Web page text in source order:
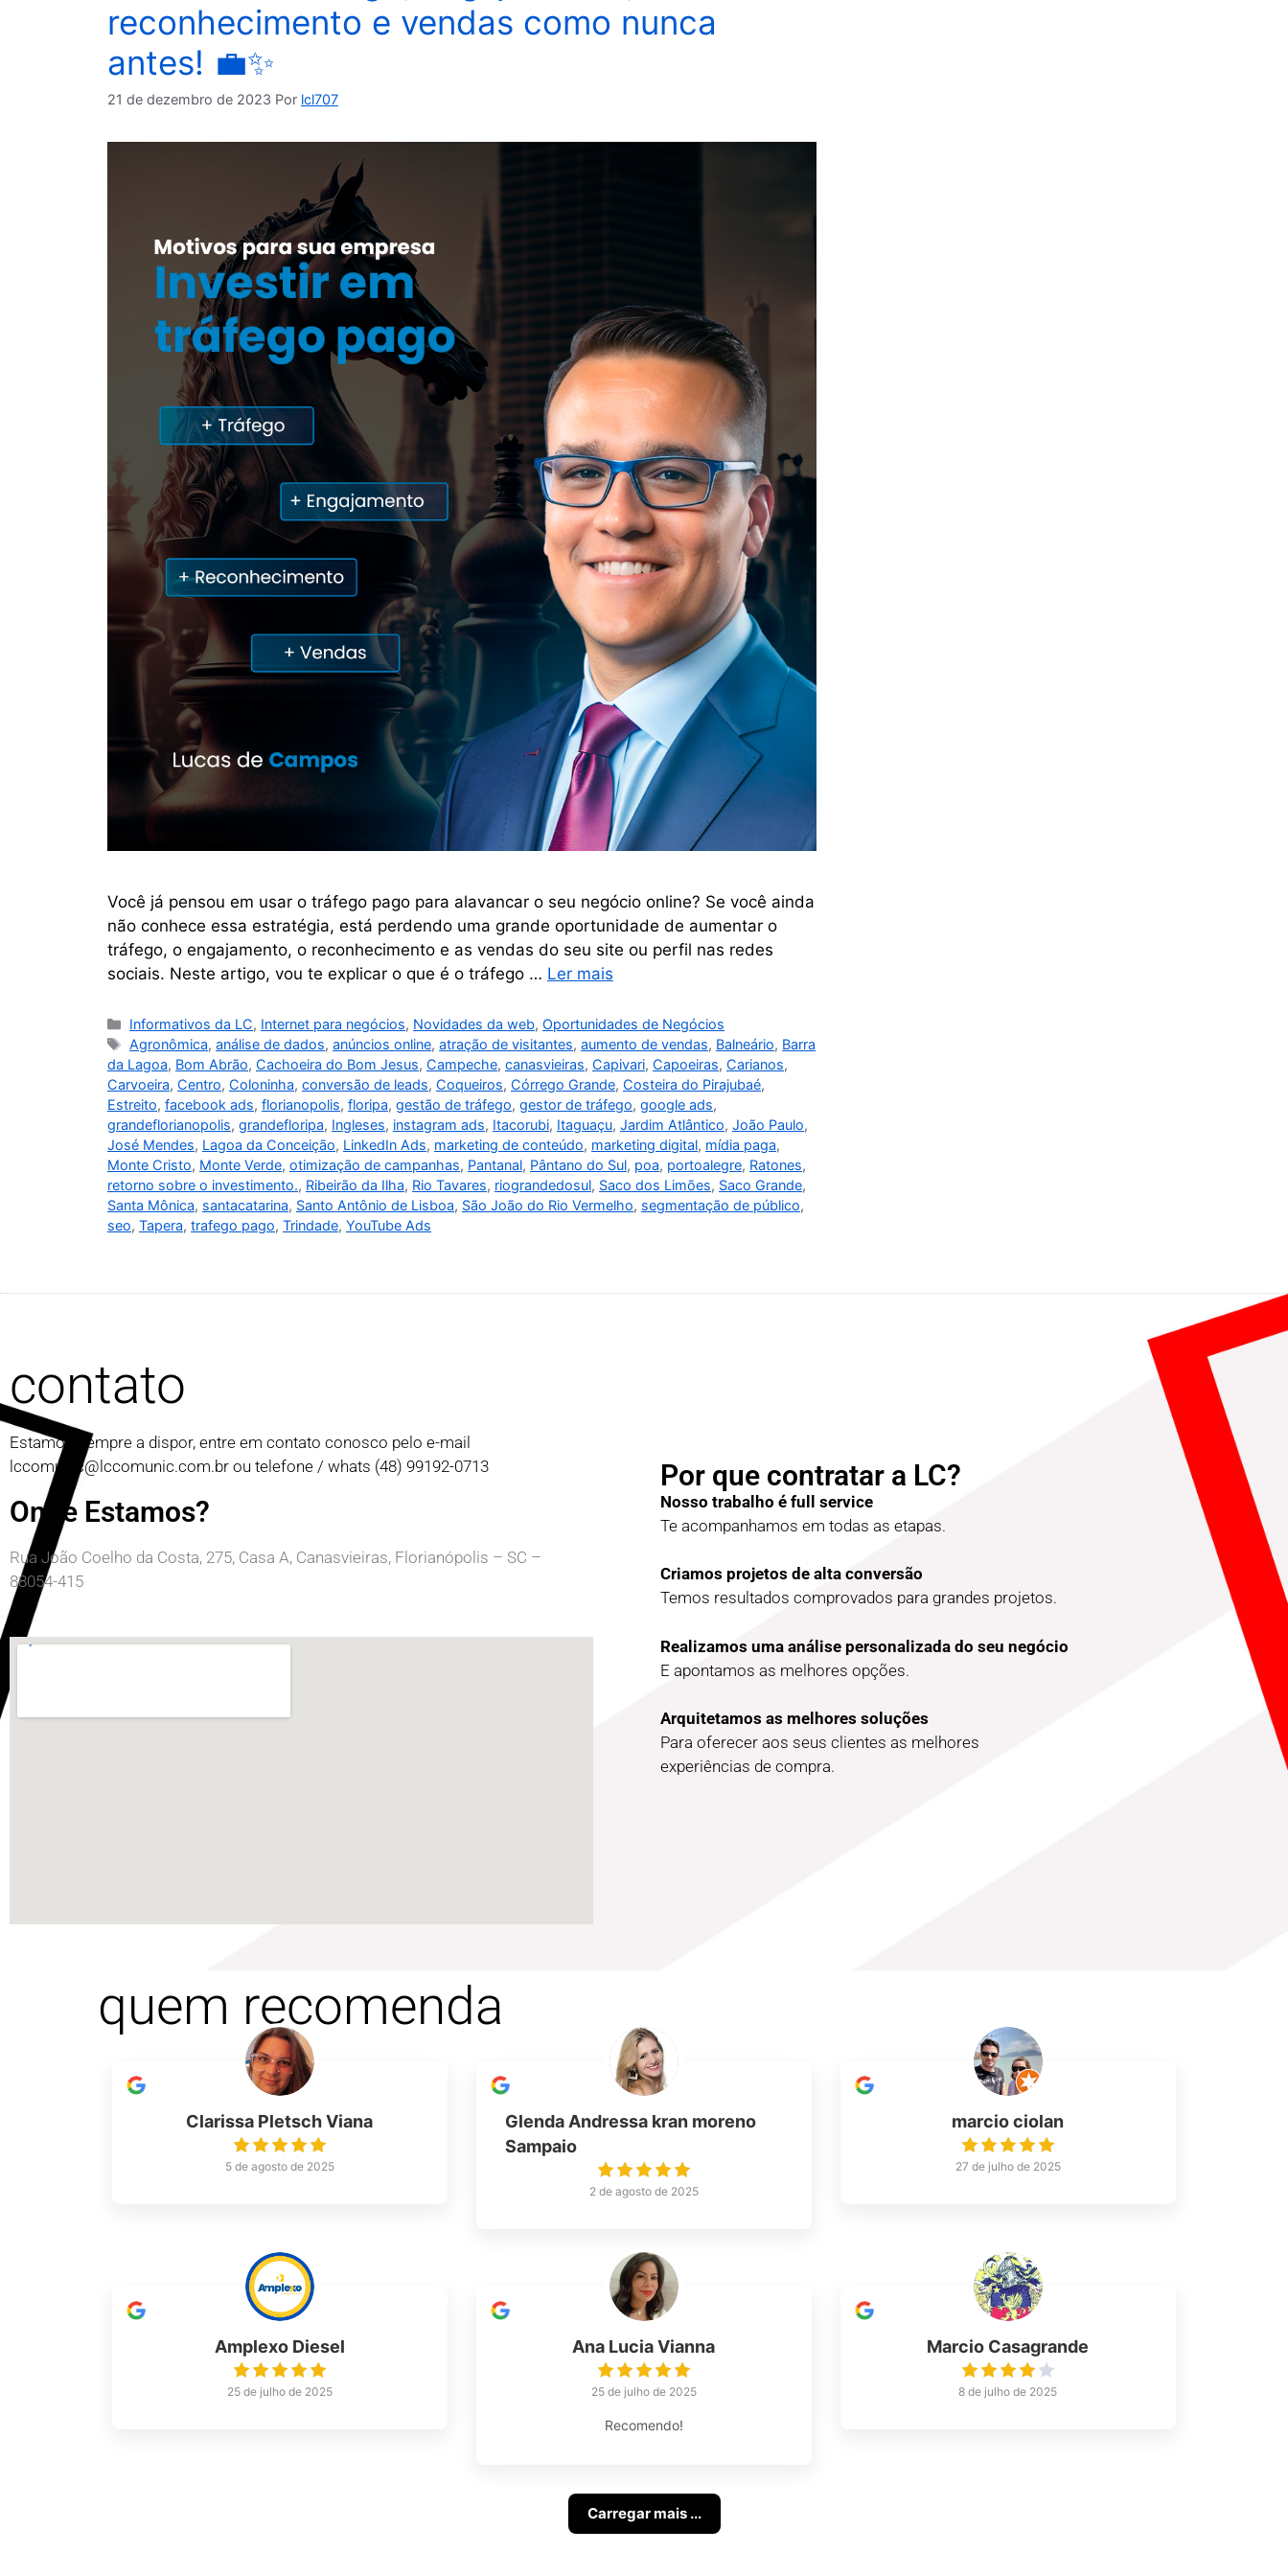
reconhecimento e vendas como nunca
antes! 💼✨
21 de dezembro de 2023 Por lcl707
Você já pensou em usar o tráfego pago para alavancar o seu negócio online? Se você ainda
não conhece essa estratégia, está perdendo uma grande oportunidade de aumentar o
tráfego, o engajamento, o reconhecimento e as vendas do seu site ou perfil nas redes
sociais. Neste artigo, vou te explicar o que é o tráfego … Ler mais
Informativos da LC, Internet para negócios, Novidades da web, Oportunidades de Negócios
Agronômica,análise de dados,anúncios online,atração de visitantes,aumento de vendas, Balneário, Barra
da Lagoa, Bom Abrão, Cachoeira do Bom Jesus, Campeche, canasvieiras, Capivari, Capoeiras, Carianos,
Carvoeira, Centro, Coloninha, conversão de leads, Coqueiros, Córrego Grande, Costeira do Pirajubaé,
Estreito, facebook ads, florianopolis, floripa, gestão de tráfego, gestor de tráfego, google ads,
grandeflorianopolis, grandefloripa, Ingleses, instagram ads, Itacorubi, Itaguaçu, Jardim Atlântico, João Paulo,
José Mendes, Lagoa da Conceição, LinkedIn Ads, marketing de conteúdo, marketing digital, mídia paga,
Monte Cristo, Monte Verde, otimização de campanhas, Pantanal, Pântano do Sul, poa, portoalegre, Ratones,
retorno sobre o investimento., Ribeirão da Ilha, Rio Tavares, riograndedosul, Saco dos Limões, Saco Grande,
Santa Mônica, santacatarina, Santo Antônio de Lisboa, São João do Rio Vermelho, segmentação de público,
seo, Tapera, trafego pago, Trindade, YouTube Ads
contato
Estamos sempre a dispor, entre em contato conosco pelo e-mail
lccomunic@lccomunic.com.br ou telefone / whats (48) 99192-0713
Onde Estamos?
Rua João Coelho da Costa, 275, Casa A, Canasvieiras, Florianópolis – SC –
88054-415
Por que contratar a LC?
Nosso trabalho é full service
Te acompanhamos em todas as etapas.
Criamos projetos de alta conversão
Temos resultados comprovados para grandes projetos.
Realizamos uma análise personalizada do seu negócio
E apontamos as melhores opções.
Arquitetamos as melhores soluções
Para oferecer aos seus clientes as melhores
experiências de compra.
quem recomenda
Clarissa Pletsch Viana
5 de agosto de 2025
Glenda Andressa kran moreno
Sampaio
2 de agosto de 2025
marcio ciolan
27 de julho de 2025
Amplexo Diesel
25 de julho de 2025
Ana Lucia Vianna
25 de julho de 2025
Recomendo!
Marcio Casagrande
8 de julho de 2025
Carregar mais ...